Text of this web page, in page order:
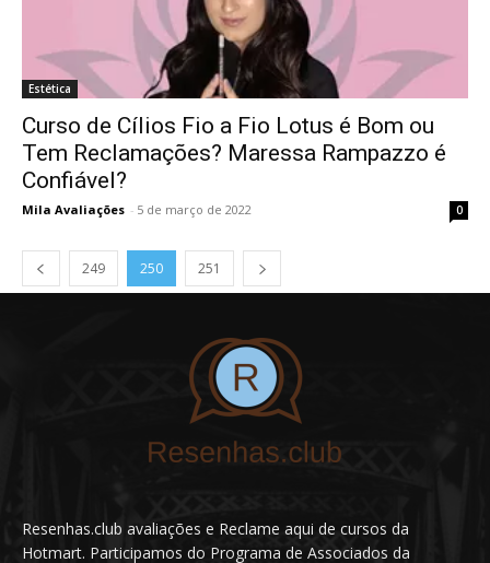
Estética
Curso de Cílios Fio a Fio Lotus é Bom ou
Tem Reclamações? Maressa Rampazzo é
Confiável?
Mila Avaliações - 5 de março de 2022 0
249 250 251
Resenhas.club avaliações e Reclame aqui de cursos da
Hotmart. Participamos do Programa de Associados da